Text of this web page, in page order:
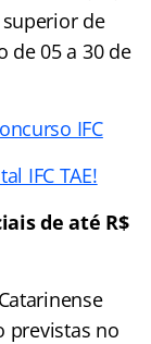
de
de 05 a 30 de
IFC
IFC TAE!
de até R$
previstas no